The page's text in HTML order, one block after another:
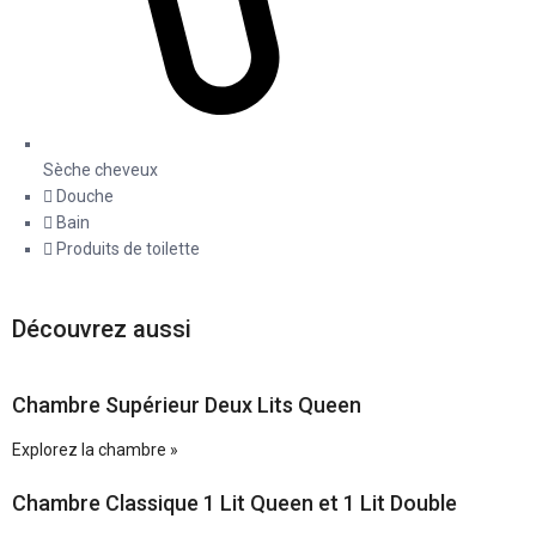
Sèche cheveux
Douche
Bain
Produits de toilette
Découvrez aussi
Chambre Supérieur Deux Lits Queen
Explorez la chambre »
Chambre Classique 1 Lit Queen et 1 Lit Double